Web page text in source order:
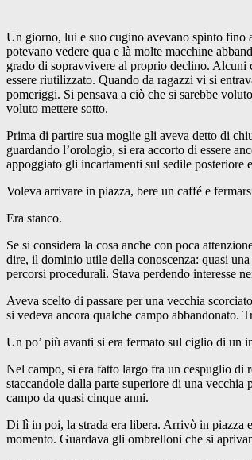
Un giorno, lui e suo cugino avevano spinto fino
potevano vedere qua e là molte macchine
grado di sopravvivere al proprio declino. Alcuni
essere riutilizzato. Quando da ragazzi vi si
pomeriggi. Si pensava a ciò che si sarebbe
voluto mettere sotto.
Prima di partire sua moglie gli aveva detto di
guardando l’orologio, si era accorto di essere
appoggiato gli incartamenti sul sedile posteriore
Voleva arrivare in piazza, bere un caffé e
Era stanco.
Se si considera la cosa anche con poca
dire, il dominio utile della conoscenza: quasi
percorsi procedurali. Stava perdendo interesse
Aveva scelto di passare per una vecchia
si vedeva ancora qualche campo abbandonato.
Un po’ più avanti si era fermato sul ciglio di un
Nel campo, si era fatto largo fra un cespuglio di
staccandole dalla parte superiore di una
campo da quasi cinque anni.
Di lì in poi, la strada era libera. Arrivò in piazza
momento. Guardava gli ombrelloni che si